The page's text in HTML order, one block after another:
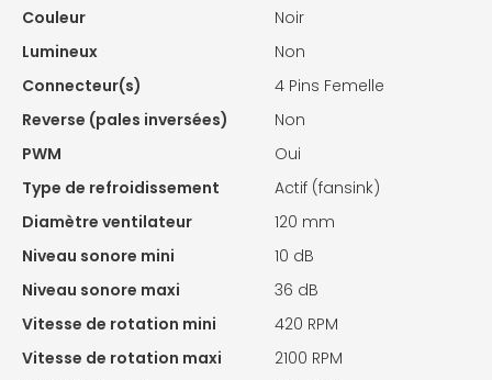
Couleur
Noir
Lumineux
Non
Connecteur(s)
4 Pins Femelle
Reverse (pales inversées)
Non
PWM
Oui
Type de refroidissement
Actif (fansink)
Diamètre ventilateur
120 mm
Niveau sonore mini
10 dB
Niveau sonore maxi
36 dB
Vitesse de rotation mini
420 RPM
Vitesse de rotation maxi
2100 RPM